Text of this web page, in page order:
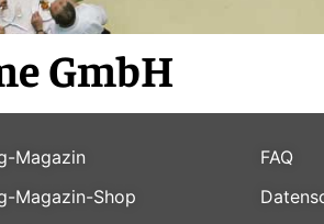
GmbH
Magazin
Magazin-Shop
FAQ